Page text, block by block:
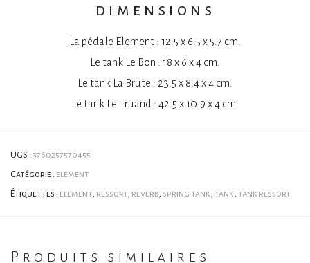
dimensions
La pédale Element : 12.5 x 6.5 x 5.7 cm.
Le tank Le Bon : 18 x 6 x 4 cm.
Le tank La Brute : 23.5 x 8.4 x 4 cm.
Le tank Le Truand : 42.5 x 10.9 x 4 cm.
UGS : 3760257570455
Catégorie : element
Étiquettes : element ressort reverb spring tank tank tank ressort
Produits similaires